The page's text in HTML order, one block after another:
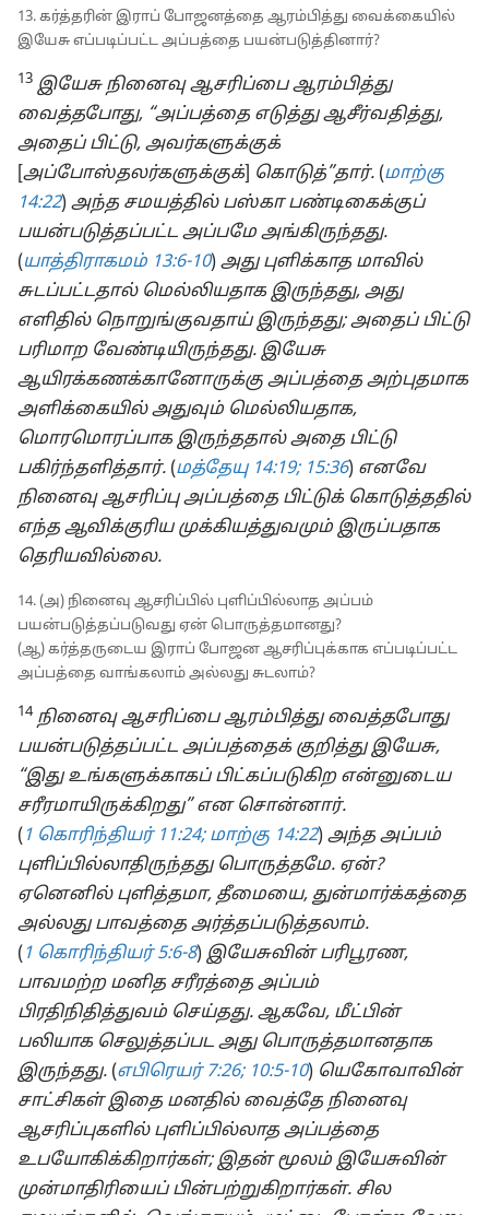
13. கர்த்தரின் இராப் போஜனத்தை ஆரம்பித்து வைக்கையில்
இயேசு எப்படிப்பட்ட அப்பத்தை பயன்படுத்தினார்?
13 இயேசு நினைவு ஆசரிப்பை ஆரம்பித்து
வைத்தபோது, “அப்பத்தை எடுத்து ஆசீர்வதித்து,
அதைப் பிட்டு, அவர்களுக்குக்
அப்போஸ்தலர்களுக்குக் கொடுத்”தார். (மாற்கு
14:22) அந்த சமயத்தில் பஸ்கா பண்டிகைக்குப்
பயன்படுத்தப்பட்ட அப்பமே அங்கிருந்தது.
(யாத்திராகமம் 13:6-10) அது புளிக்காத மாவில்
சுடப்பட்டதால் மெல்லியதாக இருந்தது, அது
எளிதில் நொறுங்குவதாய் இருந்தது; அதைப் பிட்டு
பரிமாற வேண்டியிருந்தது. இயேசு
ஆயிரக்கணக்கானோருக்கு அப்பத்தை அற்புதமாக
அளிக்கையில் அதுவும் மெல்லியதாக,
மொரமொரப்பாக இருந்ததால் அதை பிட்டு
பகிர்ந்தளித்தார். (மத்தேயு 14:19; 15:36) எனவே
நினைவு ஆசரிப்பு அப்பத்தை பிட்டுக் கொடுத்ததில்
எந்த ஆவிக்குரிய முக்கியத்துவமும் இருப்பதாக
தெரியவில்லை.
14. (அ) நினைவு ஆசரிப்பில் புளிப்பில்லாத அப்பம்
பயன்படுத்தப்படுவது ஏன் பொருத்தமானது?
(ஆ) கர்த்தருடைய இராப் போஜன ஆசரிப்புக்காக எப்படிப்பட்ட
அப்பத்தை வாங்கலாம் அல்லது சுடலாம்?
14 நினைவு ஆசரிப்பை ஆரம்பித்து வைத்தபோது
பயன்படுத்தப்பட்ட அப்பத்தைக் குறித்து இயேசு,
“இது உங்களுக்காகப் பிட்கப்படுகிற என்னுடைய
சரீரமாயிருக்கிறது” என சொன்னார்.
( 1 கொரிந்தியர் 11:24; மாற்கு 14:22) அந்த அப்பம்
புளிப்பில்லாதிருந்தது பொருத்தமே. ஏன்?
ஏனெனில் புளித்தமா, தீமையை, துன்மார்க்கத்தை
அல்லது பாவத்தை அர்த்தப்படுத்தலாம்.
( 1 கொரிந்தியர் 5:6-8) இயேசுவின் பரிபூரண,
பாவமற்ற மனித சரீரத்தை அப்பம்
பிரதிநிதித்துவம் செய்தது. ஆகவே, மீட்பின்
பலியாக செலுத்தப்பட அது பொருத்தமானதாக
இருந்தது. (எபிரெயர் 7:26; 10:5-10) யெகோவாவின்
சாட்சிகள் இதை மனதில் வைத்தே நினைவு
ஆசரிப்புகளில் புளிப்பில்லாத அப்பத்தை
உபயோகிக்கிறார்கள்; இதன் மூலம் இயேசுவின்
முன்மாதிரியைப் பின்பற்றுகிறார்கள். சில